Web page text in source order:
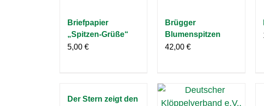
Briefpapier
„Spitzen-Grüße“
5,00 €
Brügger
Blumenspitzen
42,00€
Der Stern zeigt den